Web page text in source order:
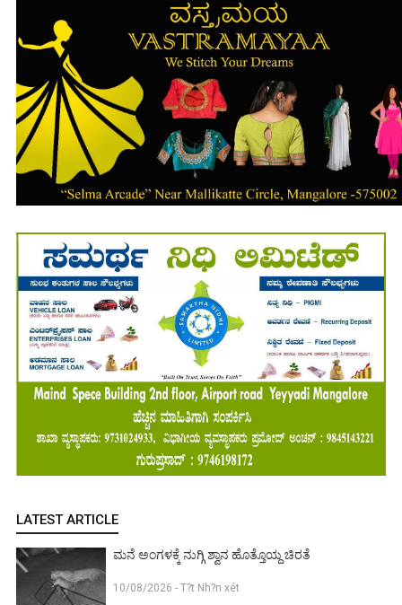
LATEST ARTICLE
ಮನೆ ಅಂಗಳಕ್ಕೆ ನುಗ್ಗಿ ಶ್ವಾನ ಹೊತ್ತೊಯ್ದ ಚಿರತೆ
10/08/2026 - T?t Nh?n xét